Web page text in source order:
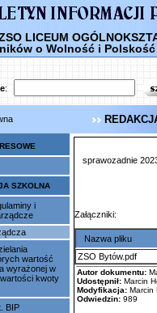
LICEUM
o Wolność i
:
SZKOLNA
i
wartość
wyrażonej w
kwoty
BIP
sprawozadnie
Załączniki:
Nazwa pliku
ZSO Bytów.pdf
Autor dokumentu:
Udostępnił: Marcin
Modyfikacja: Marcin
Odwiedzin: 989